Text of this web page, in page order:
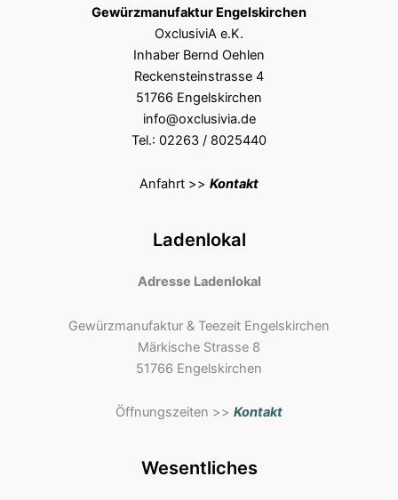
Gewürzmanufaktur Engelskirchen
OxclusiviA e.K.
Inhaber Bernd Oehlen
Reckensteinstrasse 4
51766 Engelskirchen
info@oxclusivia.de
Tel.: 02263 / 8025440
Anfahrt >> Kontakt
Ladenlokal
Adresse Ladenlokal
Gewürzmanufaktur & Teezeit Engelskirchen
Märkische Strasse 8
51766 Engelskirchen
Öffnungszeiten >> Kontakt
Wesentliches